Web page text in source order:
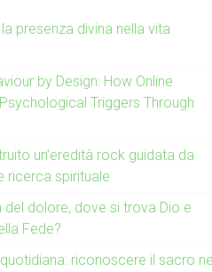
presenza divina nella vita
by Design: How Online
Triggers Through
un’eredità rock guidata da
ricerca spirituale
del dolore, dove si trova Dio e
Fede?
riconoscere il sacro